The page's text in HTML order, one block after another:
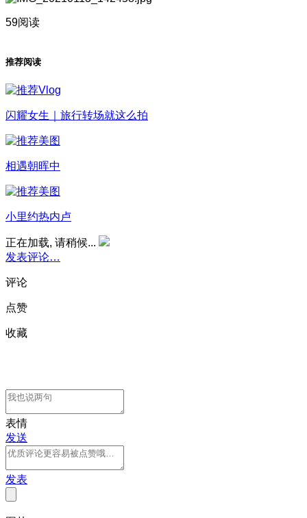
59阅读
推荐阅读
闪耀女生｜旅行转场就这么拍
相遇朝晖中
小里约热内卢
正在加载, 请稍候...
发表评论…
评论
点赞
收藏
表情
发送
发表